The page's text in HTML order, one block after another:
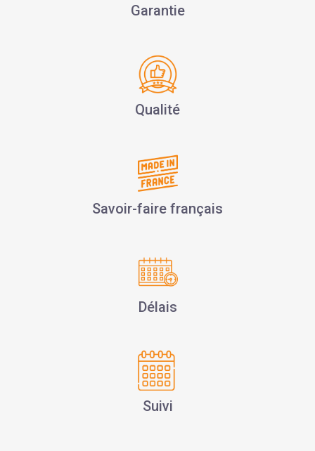
Garantie
Qualité
Savoir-faire français
Délais
Suivi